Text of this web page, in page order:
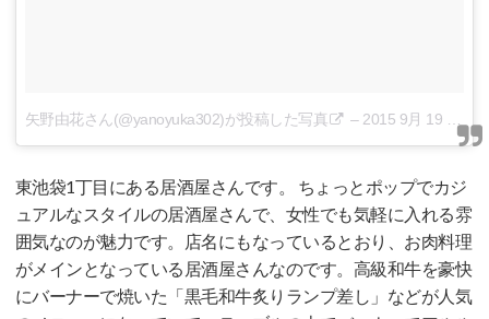
矢野由花さん(@yanoyuka302)が投稿した写真 – 2015 9月 19 6:55午前 PDT
東池袋1丁目にある居酒屋さんです。 ちょっとポップでカジ
ュアルなスタイルの居酒屋さんで、女性でも気軽に入れる雰
囲気なのが魅力です。店名にもなっているとおり、お肉料理
がメインとなっている居酒屋さんなのです。高級和牛を豪快
にバーナーで焼いた「黒毛和牛炙りランプ差し」などが人気